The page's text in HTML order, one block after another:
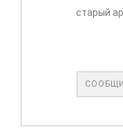
старый